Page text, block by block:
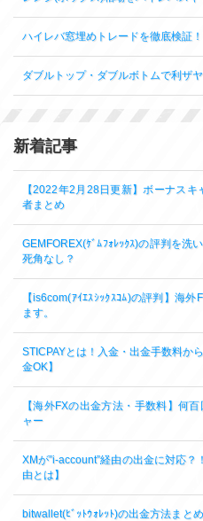
ハイレバ窓埋めトレードを徹底検証
ダブルトップ・ダブルボトムで利ザヤ
新着記事
【2022年2月28日更新】ボーナス
者まとめ
GEMFOREX(ｹﾞﾑﾌｫﾚｯｸｽ)の評判を
死角なし？
【is6com(ｱｲｴｽｼｯｸｽｺﾑ)の評判】海
ます。
STICPAYとは！入金・出金手数料か
金OK】
【海外FXの出金方法・手数料】何
ャー
XMが”i-account”経由の出金に対応
由とは】
bitwallet(ﾋﾞｯﾄｳｫﾚｯﾄ)の出金方法まと